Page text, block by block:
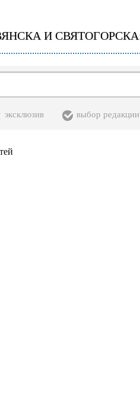
И
эксклюзив выбор редакции